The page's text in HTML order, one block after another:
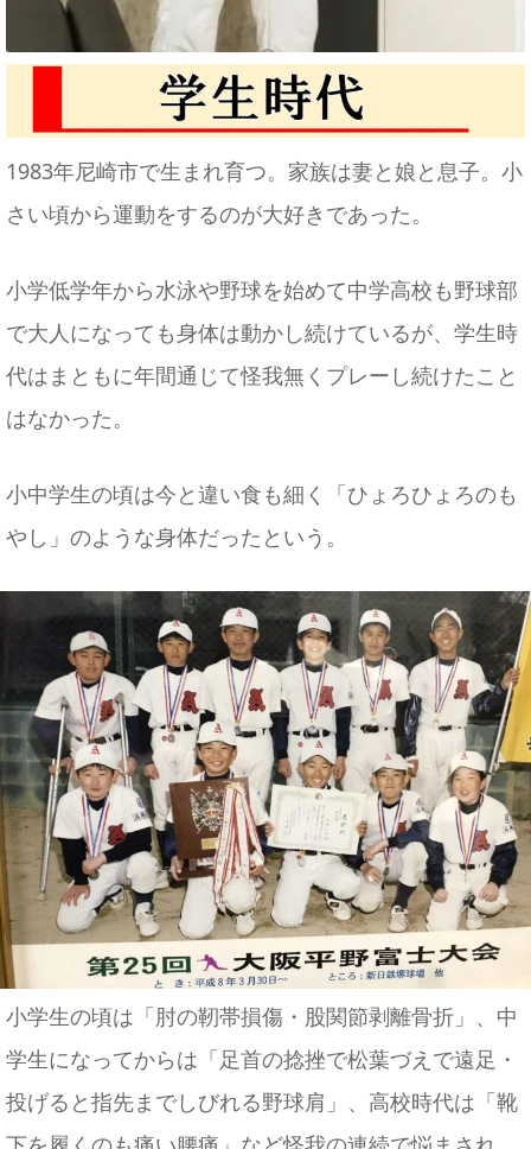
1983年尼崎市で生まれ育つ。家族は妻と娘と息子。小
さい頃から運動をするのが大好きであった。
小学低学年から水泳や野球を始めて中学高校も野球部
で大人になっても身体は動かし続けているが、学生時
代はまともに年間通じて怪我無くプレーし続けたこと
はなかった。
小中学生の頃は今と違い食も細く「ひょろひょろのも
やし」のような身体だったという。
小学生の頃は「肘の靭帯損傷・股関節剥離骨折」、中
学生になってからは「足首の捻挫で松葉づえで遠足・
投げると指先までしびれる野球肩」、高校時代は「靴